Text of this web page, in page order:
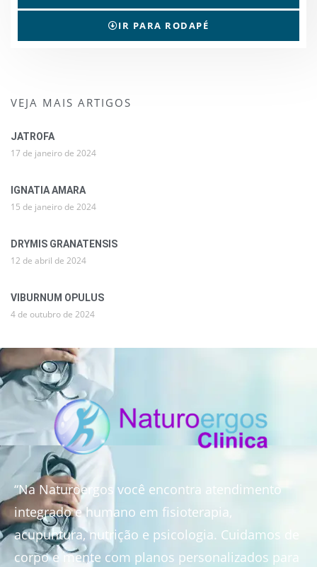
IR PARA RODAPÉ
VEJA MAIS ARTIGOS
JATROFA
17 de janeiro de 2024
IGNATIA AMARA
15 de janeiro de 2024
DRYMIS GRANATENSIS
12 de abril de 2024
VIBURNUM OPULUS
4 de outubro de 2024
“Na Naturoergos você encontra atendimento
integrado e humano em fisioterapia,
acupuntura, nutrição e psicologia. Cuidamos de
corpo e mente com planos personalizados para